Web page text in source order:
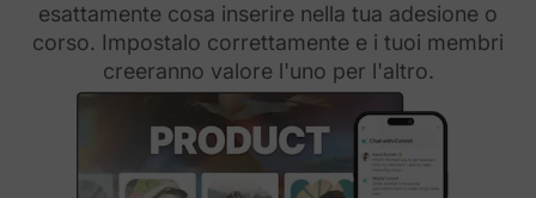
esattamente cosa inserire nella tua adesione o
corso. Impostalo correttamente e i tuoi membri
creeranno valore l'uno per l'altro.